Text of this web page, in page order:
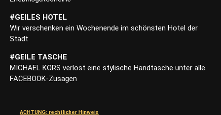
#GEILES HOTEL
Wir verschenken ein Wochenende im schönsten Hotel der
Stadt
#GEILE TASCHE
MICHAEL KORS verlost eine stylische Handtasche unter alle
FACEBOOK-Zusagen
ACHTUNG: rechtlicher Hinweis